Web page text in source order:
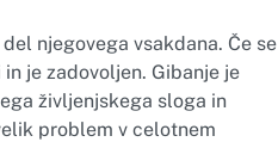
njegovega vsakdana. Če se
je zadovoljen. Gibanje je
življenjskega sloga in
problem v celotnem